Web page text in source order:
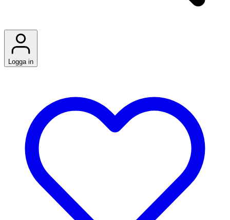
Logga in